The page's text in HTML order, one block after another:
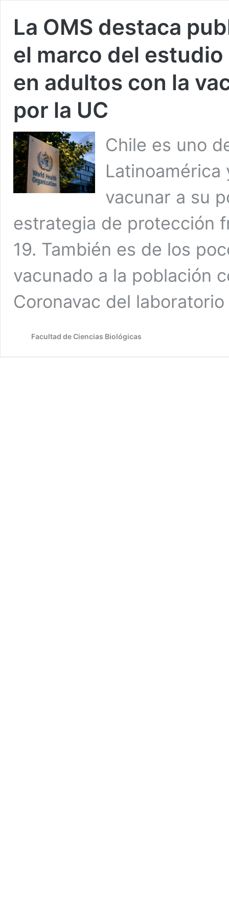
La OMS destaca
el marco del
en adultos con la
por la UC
Chile es uno
Latinoamérica
vacunar a su
estrategia de protección
19. También es de los
vacunado a la población
Coronavac del
Facultad de Ciencias Biológicas